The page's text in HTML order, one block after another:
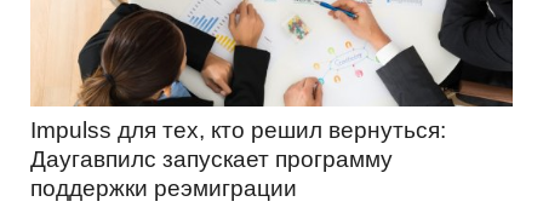
Impulss для тех, кто решил вернуться:
Даугавпилс запускает программу
поддержки реэмиграции